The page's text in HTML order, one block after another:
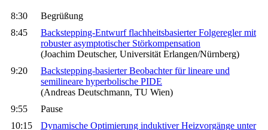
8:30
Begrüßung
8:45
Backstepping-Entwurf flachheitsbasierter Folgeregler mit
robuster asymptotischer Störkompensation
(Joachim Deutscher, Universität Erlangen/Nürnberg)
9:20
Backstepping-basierter Beobachter für lineare und
semilineare hyperbolische PIDE
(Andreas Deutschmann, TU Wien)
9:55
Pause
10:15
Dynamische Optimierung induktiver Heizvorgänge unter